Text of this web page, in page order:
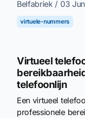
Belfabriek / 03
virtuele-nummers
Virtueel
telefoonlijn
Een virtueel
professionele